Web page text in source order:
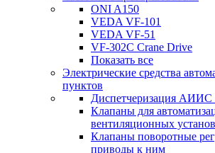
ONI A150
VEDA VF-101
VEDA VF-51
VF-302C Crane Drive
Показать все
Электрические средства
пунктов
Диспетчеризация АИИС
Клапаны для
вентиляционных
Клапаны поворотные
приводы к ним